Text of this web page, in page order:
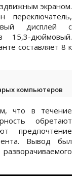
экраном.
дисплей с
дюймовый.
составляет 8 к
компьютеров
что в течение
обретают
предпочтение
Вывод был